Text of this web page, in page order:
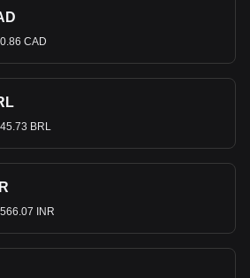
CAD
BRL
INR